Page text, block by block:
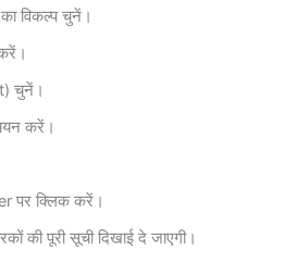
का विकल्प चुनें।
चुनें।
करें।
पर क्लिक करें।
की पूरी सूची दिखाई दे जाएगी।